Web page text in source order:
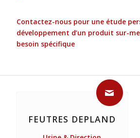
Contactez-nous pour une étude
développement d’un produit sur-
besoin spécifique
FEUTRES DEPLAND